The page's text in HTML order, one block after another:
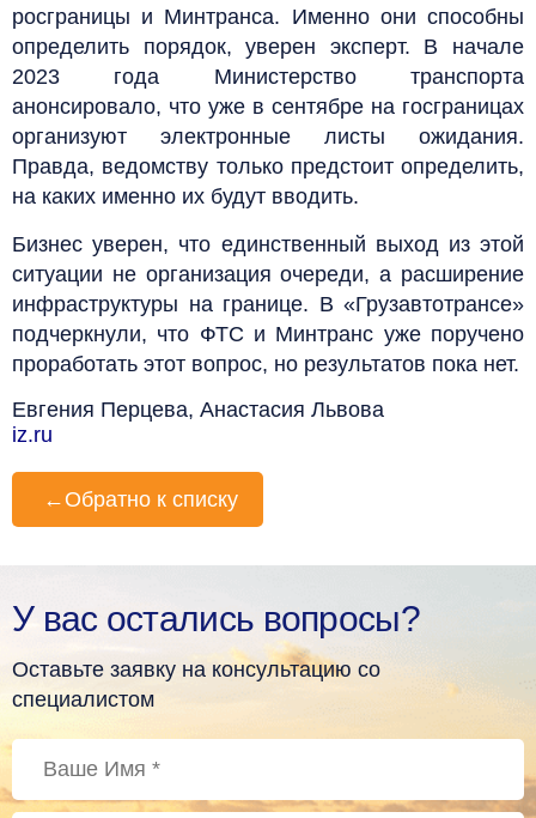
росграницы и Минтранса. Именно они способны
определить порядок, уверен эксперт. В начале
2023 года Министерство транспорта
анонсировало, что уже в сентябре на госграницах
организуют электронные листы ожидания.
Правда, ведомству только предстоит определить,
на каких именно их будут вводить.
Бизнес уверен, что единственный выход из этой
ситуации не организация очереди, а расширение
инфраструктуры на границе. В «Грузавтотрансе­»
подчеркнули, что ФТС и Минтранс уже поручено
проработать этот вопрос, но результатов пока нет.
Евгения Перцева, Анастасия Львова
iz.ru
← Обратно к списку
У вас остались вопросы?
Оставьте заявку на консультацию со
специалистом